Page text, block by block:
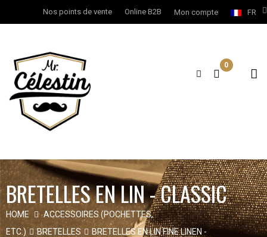
FR
Mon compte
Online B2B
Nos points de vente
0
BRETELLES EN LIN - CLASSIC
HOME
ACCESSOIRES (POCHETTES,
ETC.)
BRETELLES
BRETELLES EN LIN FINE LINEN -